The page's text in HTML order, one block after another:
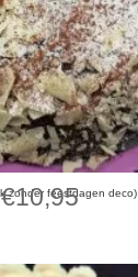
zonder feestdagen deco)
€10,95